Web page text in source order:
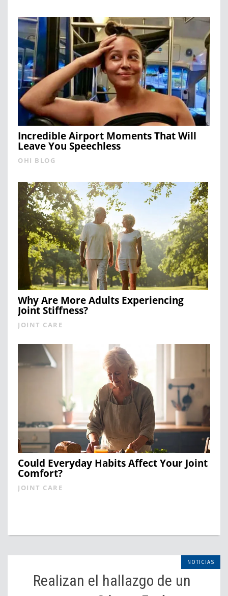
Incredible Airport Moments That Will
Leave You Speechless
OHI BLOG
Why Are More Adults Experiencing
Joint Stiffness?
JOINT CARE
Could Everyday Habits Affect Your Joint
Comfort?
JOINT CARE
NOTICIAS
Realizan el hallazgo de un